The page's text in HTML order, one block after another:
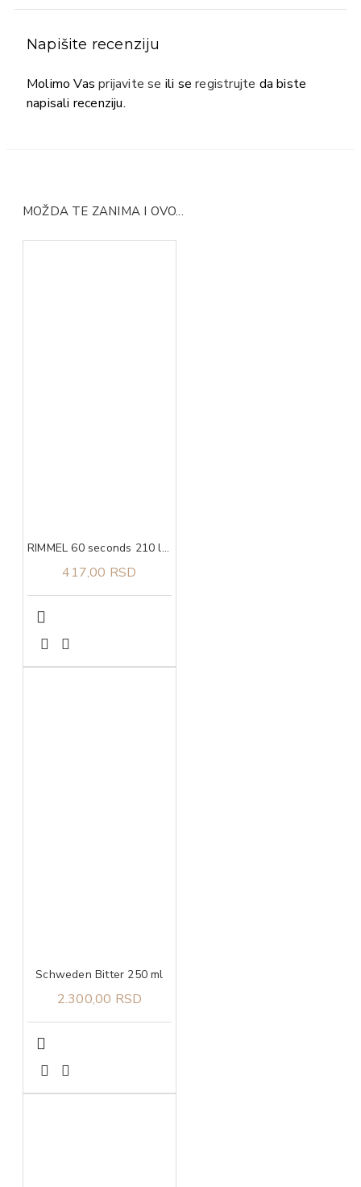
Napišite recenziju
Molimo Vasprijavite se ili seregistrujte da biste
napisali recenziju.
MOŽDA TE ZANIMA I OVO...
RIMMEL 60 seconds 210 lak za nokte 8 ml
417,00 RSD
Schweden Bitter 250 ml
2.300,00 RSD